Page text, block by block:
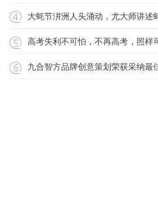
大蚝节汫洲人头涌动，尤大师讲述